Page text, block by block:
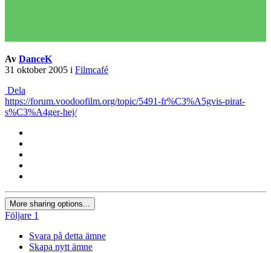
Av DanceK
31 oktober 2005 i Filmcafé
Dela
https://forum.voodoofilm.org/topic/5491-fr%C3%A5gvis-pirat-
s%C3%A4ger-hej/
More sharing options...
Följare 1
Svara på detta ämne
Skapa nytt ämne